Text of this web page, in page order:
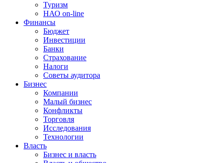
Туризм
НАО on-line
Финансы
Бюджет
Инвестиции
Банки
Страхование
Налоги
Советы аудитора
Бизнес
Компании
Малый бизнес
Конфликты
Торговля
Исследования
Технологии
Власть
Бизнес и власть